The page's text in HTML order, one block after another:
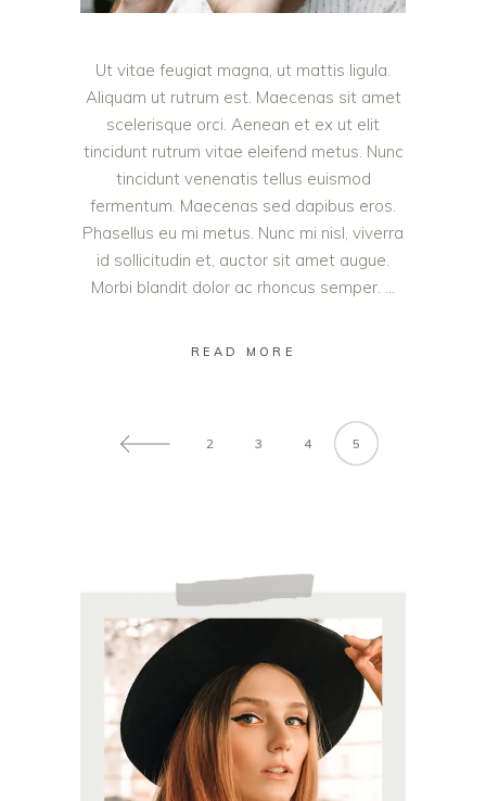
Ut vitae feugiat magna, ut mattis ligula.
Aliquam ut rutrum est. Maecenas sit amet
scelerisque orci. Aenean et ex ut elit
tincidunt rutrum vitae eleifend metus. Nunc
tincidunt venenatis tellus euismod
fermentum. Maecenas sed dapibus eros.
Phasellus eu mi metus. Nunc mi nisl, viverra
id sollicitudin et, auctor sit amet augue.
Morbi blandit dolor ac rhoncus semper.
READ MORE
2 3 4 5